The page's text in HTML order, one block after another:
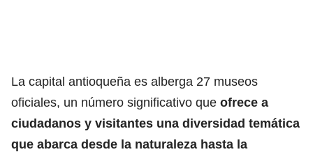
La capital antioqueña es alberga 27 museos
oficiales, un número significativo que ofrece a
ciudadanos y visitantes una diversidad temática
que abarca desde la naturaleza hasta la